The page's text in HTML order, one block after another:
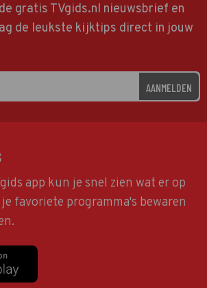
gratis TVgids.nl nieuwsbrief en
de leukste kijktips direct in jouw
AANMELDEN
app kun je snel zien wat er op
favoriete programma's bewaren